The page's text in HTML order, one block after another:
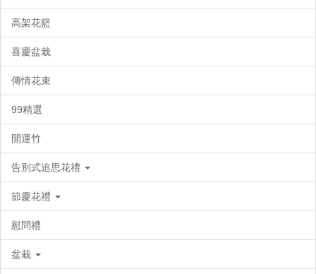
高架花籃
喜慶盆栽
傳情花束
99精選
開運竹
告別式追思花禮
節慶花禮
慰問禮
盆栽